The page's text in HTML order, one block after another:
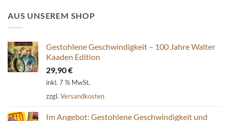
AUS UNSEREM SHOP
Gestohlene Geschwindigkeit – 100 Jahre Walter
Kaaden Edition
29,90€
inkl. 7 % MwSt.
zzgl. Versandkosten
Im Angebot: Gestohlene Geschwindigkeit und